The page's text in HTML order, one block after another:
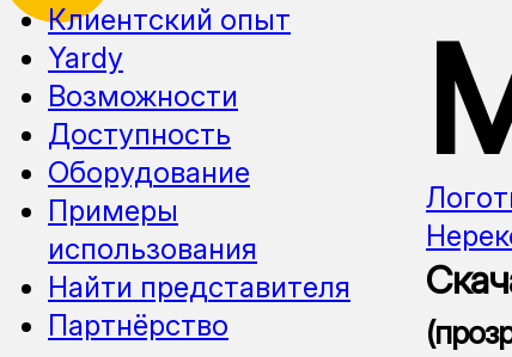
Клиентский опыт
Yardy
Возможности
Доступность
Оборудование
Примеры
использования
Найти представителя
Партнёрство